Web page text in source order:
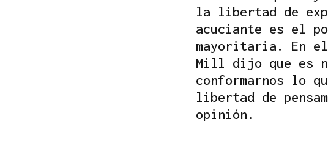
la libertad de
acuciante es el
mayoritaria. En
Mill dijo que es
conformarnos lo
libertad de
opinión.